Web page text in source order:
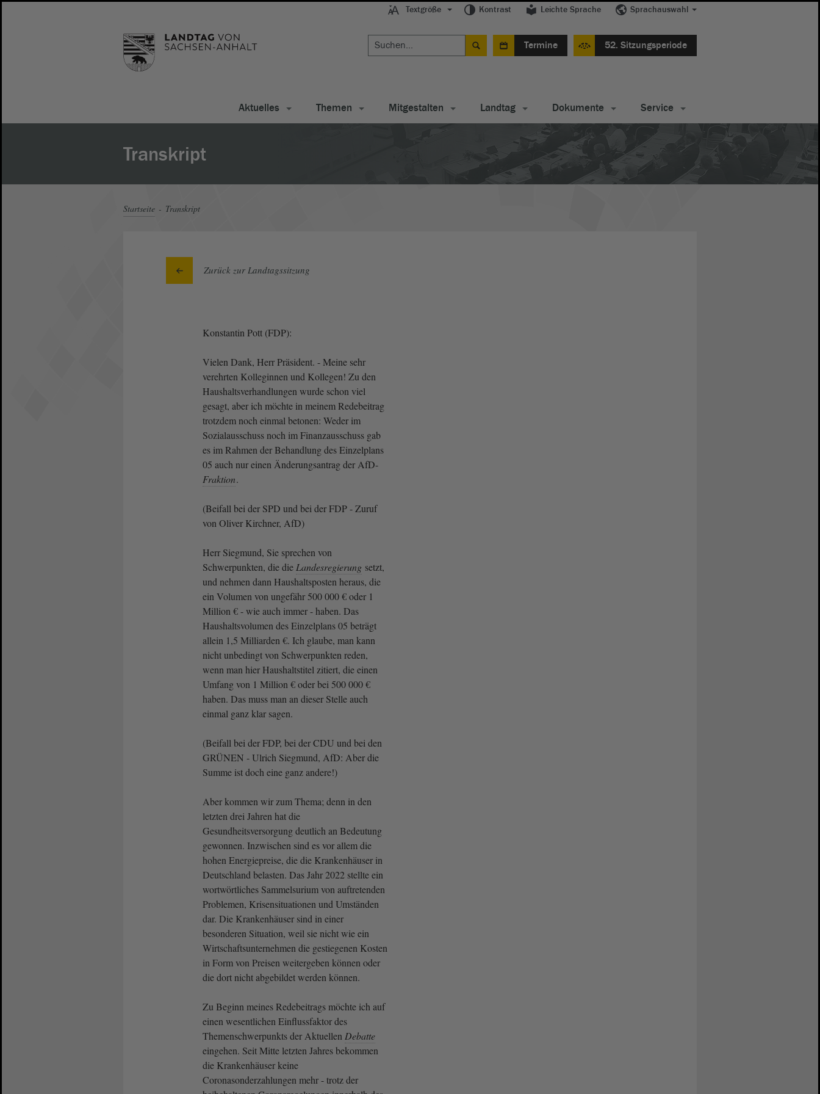
Textgröße Kontrast Leichte Sprache Sprachauswahl
Termine 52. Sitzungsperiode
Aktuelles Themen Mitgestalten Landtag Dokumente Service
Transkript
Startseite Transkript
Zurück zur Landtagssitzung
Konstantin Pott (FDP):
Vielen Dank, Herr Präsident. - Meine sehr
verehrten Kolleginnen und Kollegen! Zu den
Haushaltsverhandlungen wurde schon viel
gesagt, aber ich möchte in meinem Redebeitrag
trotzdem noch einmal betonen: Weder im
Sozialausschuss noch im Finanzausschuss gab
es im Rahmen der Behandlung des Einzelplans
05 auch nur einen Änderungsantrag der AfD-
Fraktion.
(Beifall bei der SPD und bei der FDP - Zuruf
von Oliver Kirchner, AfD)
Herr Siegmund, Sie sprechen von
Schwerpunkten, die die Landesregierung setzt,
und nehmen dann Haushaltsposten heraus, die
ein Volumen von ungefähr 500 000 € oder 1
Million € - wie auch immer - haben. Das
Haushaltsvolumen des Einzelplans 05 beträgt
allein 1,5 Milliarden €. Ich glaube, man kann
nicht unbedingt von Schwerpunkten reden,
wenn man hier Haushaltstitel zitiert, die einen
Umfang von 1 Million € oder bei 500 000 €
haben. Das muss man an dieser Stelle auch
einmal ganz klar sagen.
(Beifall bei der FDP, bei der CDU und bei den
GRÜNEN - Ulrich Siegmund, AfD: Aber die
Summe ist doch eine ganz andere!)
Aber kommen wir zum Thema; denn in den
letzten drei Jahren hat die
Gesundheitsversorgung deutlich an Bedeutung
gewonnen. Inzwischen sind es vor allem die
hohen Energiepreise, die die Krankenhäuser in
Deutschland belasten. Das Jahr 2022 stellte ein
wortwörtliches Sammelsurium von auftretenden
Problemen, Krisensituationen und Umständen
dar. Die Krankenhäuser sind in einer
besonderen Situation, weil sie nicht wie ein
Wirtschaftsunternehmen die gestiegenen Kosten
in Form von Preisen weitergeben können oder
die dort nicht abgebildet werden können.
Zu Beginn meines Redebeitrags möchte ich auf
einen wesentlichen Einflussfaktor des
Themenschwerpunkts der Aktuellen Debatte
eingehen. Seit Mitte letzten Jahres bekommen
die Krankenhäuser keine
Coronasonderzahlungen mehr - trotz der